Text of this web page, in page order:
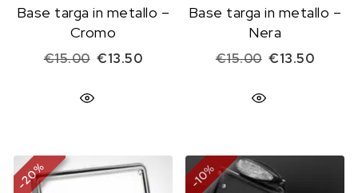
Base targa in metallo –
Cromo
€15.00 Il prezzo originale era: €15.00.
€13.50Il prezzo attuale è: €13.50.
Base targa in metallo –
Nera
€15.00 Il prezzo
€13.50Il
-
20
%
-
10
%